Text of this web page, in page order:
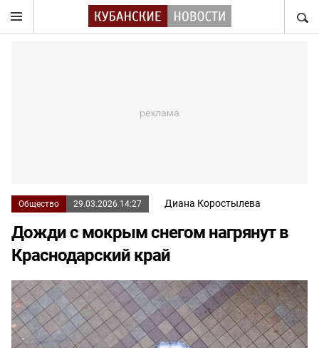
Общество 29.03.2026 14:27 Диана Коростылева
Дожди с мокрым снегом нагрянут в
Краснодарский край